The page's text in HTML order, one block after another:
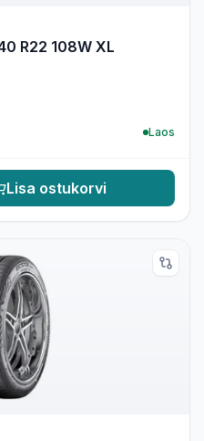
R22 108W XL
Laos
Lisa ostukorvi